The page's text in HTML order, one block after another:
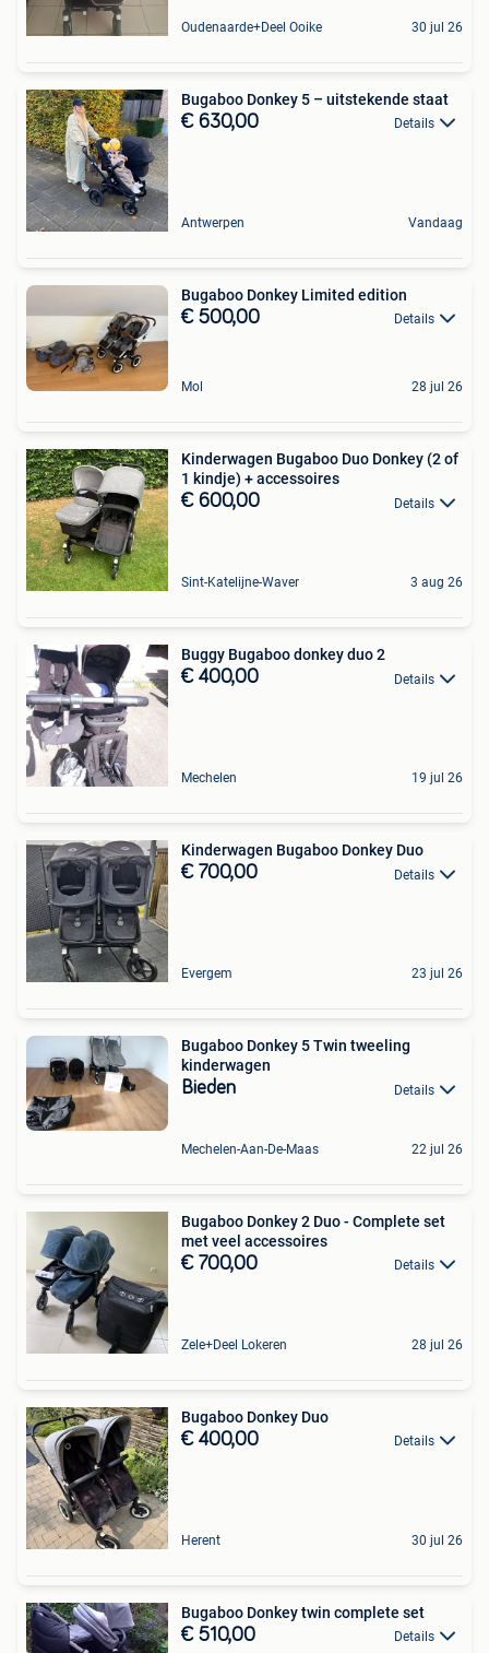
Oudenaarde+Deel Ooike 30 jul 26
Bugaboo Donkey 5 – uitstekende staat
€ 630,00 Details
Antwerpen Vandaag
Bugaboo Donkey Limited edition
€ 500,00 Details
Mol 28 jul 26
Kinderwagen Bugaboo Duo Donkey (2 of
1 kindje) + accessoires
€ 600,00 Details
Sint-Katelijne-Waver 3 aug 26
Buggy Bugaboo donkey duo 2
€ 400,00 Details
Mechelen 19 jul 26
Kinderwagen Bugaboo Donkey Duo
€ 700,00 Details
Evergem 23 jul 26
Bugaboo Donkey 5 Twin tweeling
kinderwagen
Bieden Details
Mechelen-Aan-De-Maas 22 jul 26
Bugaboo Donkey 2 Duo - Complete set
met veel accessoires
€ 700,00 Details
Zele+Deel Lokeren 28 jul 26
Bugaboo Donkey Duo
€ 400,00 Details
Herent 30 jul 26
Bugaboo Donkey twin complete set
€ 510,00 Details